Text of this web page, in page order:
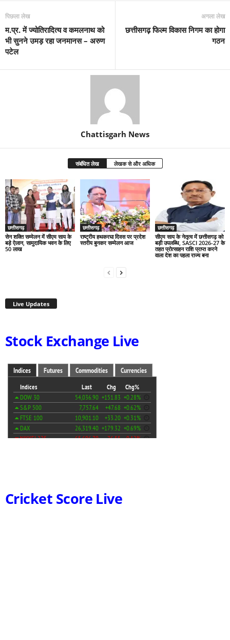
पिछला लेख
म.प्र. में ज्योतिरादित्य व कमलनाथ को
भी सुनने उमड़ रहा जनमानस – अरुण
पटेल
अगला लेख
छत्तीसगढ़ फिल्म विकास निगम का होगा
गठन
Chattisgarh News
संबंधित लेख लेखक से और अधिक
छत्तीसगढ़
सेन शक्ति सम्मेलन में सीएम साय के
बड़े ऐलान, सामुदायिक भवन के लिए
50 लाख
छत्तीसगढ़
राष्ट्रीय हथकरघा दिवस पर प्रदेश
स्तरीय बुनकर सम्मेलन आज
छत्तीसगढ़
सीएम साय के नेतृत्व में छत्तीसगढ़ को
बड़ी उपलब्धि, SASCI 2026-27 के
तहत प्रोत्साहन राशि प्राप्त करने
वाला देश का पहला राज्य बना
Live Updates
Stock Exchange Live
Cricket Score Live